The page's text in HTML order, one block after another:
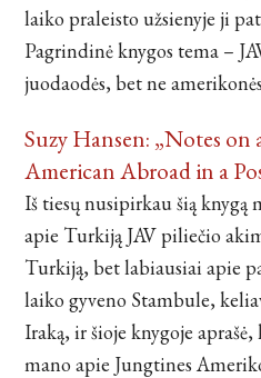
laiko praleisto užsienyje ji
Pagrindinė knygos tema –
juodaodės, bet ne
Suzy Hansen: „Notes
American Abroad in a
Iš tiesų nusipirkau šią knygą
apie Turkiją JAV piliečio
Turkiją, bet labiausiai apie
laiko gyveno Stambule,
Iraką, ir šioje knygoje
mano apie Jungtines